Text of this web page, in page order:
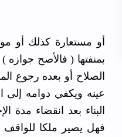
بمنفتها ( فالأصح
الصلاح أو بعده رجوع
عينه ويكفي دوامه إلى
البناء بعد انقضاء
فهل يصير ملكا للواقف